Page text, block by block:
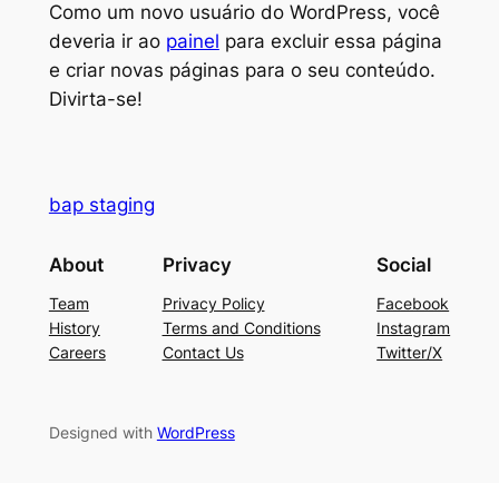
Como um novo usuário do WordPress, você
deveria ir ao painel para excluir essa página
e criar novas páginas para o seu conteúdo.
Divirta-se!
bap staging
About
Team
History
Careers
Privacy
Privacy Policy
Terms and Conditions
Contact Us
Social
Facebook
Instagram
Twitter/X
Designed with WordPress